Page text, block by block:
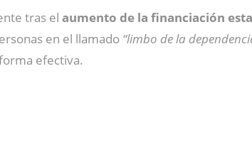
tras el aumento de la financiación
en el llamado “limbo de la
efectiva.